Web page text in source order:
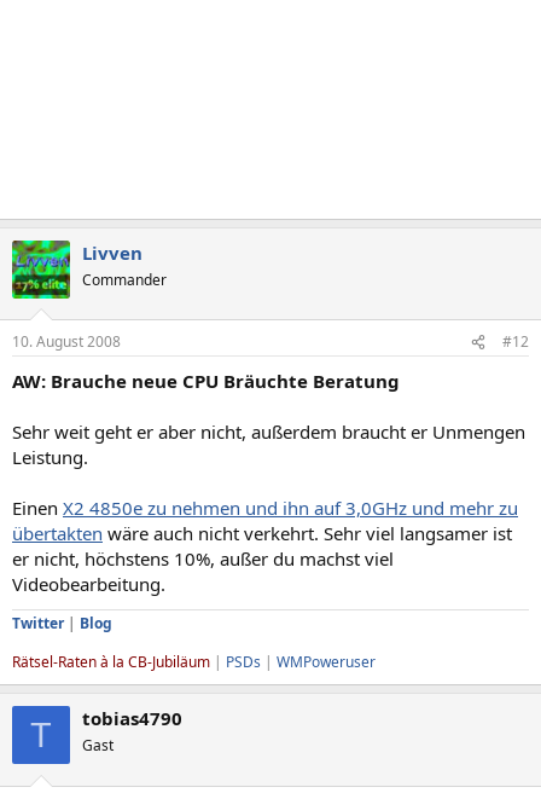
Livven
Commander
10. August 2008 #12
AW: Brauche neue CPU Bräuchte Beratung
Sehr weit geht er aber nicht, außerdem braucht er Unmengen
Leistung.
Einen X2 4850e zu nehmen und ihn auf 3,0GHz und mehr zu
übertakten wäre auch nicht verkehrt. Sehr viel langsamer ist
er nicht, höchstens 10%, außer du machst viel
Videobearbeitung.
Twitter| Blog
Rätsel-Raten à la CB-Jubiläum | PSDs | WMPoweruser
T tobias4790
Gast